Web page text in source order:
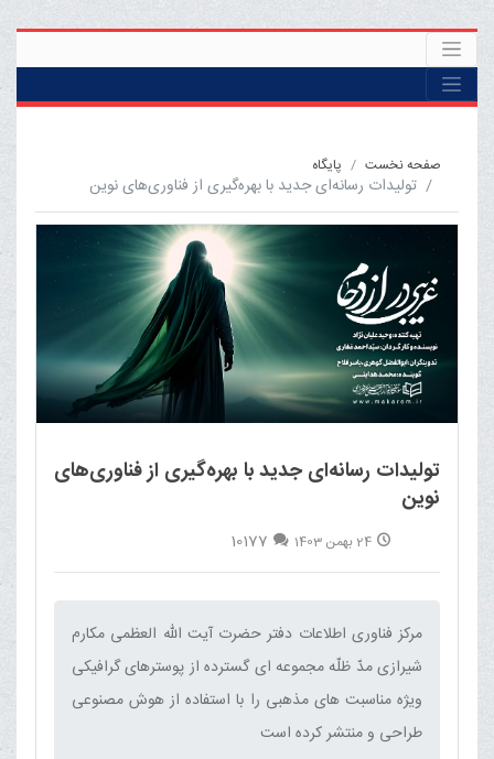
صفحه نخست پايگاه
تولیدات رسانه‌ای جدید با بهره‌گیری از فناوری‌های نوین
تولیدات رسانه‌ای جدید با بهره‌گیری از فناوری‌های
نوین
24 بهمن 1403 10177
مرکز فناوری اطلاعات دفتر حضرت آیت الله العظمی مکارم
شیرازی مدّ ظلّه مجموعه ای گسترده از پوسترهای گرافیکی
ویژه مناسبت های مذهبی را با استفاده از هوش مصنوعی
طراحی و منتشر کرده است‌